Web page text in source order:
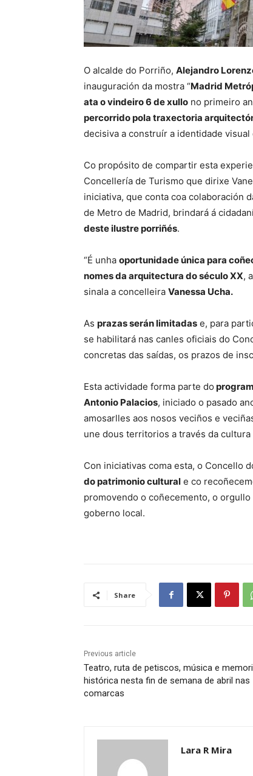
O alcalde do Porriño, Alejandro
inauguración da mostra “Madrid
ata o vindeiro 6 de xullo no primeiro
percorrido pola traxectoria
decisiva a construír a identidade visual
Co propósito de compartir esta
Concellería de Turismo que dirixe
iniciativa, que conta coa colaboración
de Metro de Madrid, brindará á
deste ilustre porriñés.
“É unha oportunidade única para
nomes da arquitectura do século XX,
sinala a concelleira Vanessa Ucha.
As prazas serán limitadas e, para
se habilitará nas canles oficiais do
concretas das saídas, os prazos de
Esta actividade forma parte do
Antonio Palacios, iniciado o pasado
amosarlles aos nosos veciños e
une dous territorios a través da
Con iniciativas coma esta, o Concello
do patrimonio cultural e co
promovendo o coñecemento, o
goberno local.
Share
Previous article
Teatro, ruta de petiscos, música e
histórica nesta fin de semana de abril nas
comarcas
Lara R Mira